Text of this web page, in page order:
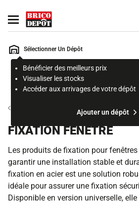
Ouvrir le menu
Sélectionner Un Dépôt
Bénéficier des meilleurs prix
Visualiser les stocks
Accéder aux arrivages de votre dépôt
Ajouter un dépôt
Rechercher
page
FIXATION FENÊTRE
Les produits de fixation pour
garantir une installation stable et
fixation en acier est une solution
idéale pour assurer une fixation
Disponible en version universelle,